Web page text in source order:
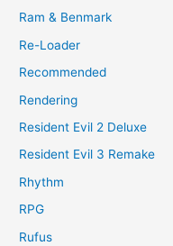
Ram & Benmark
Re-Loader
Recommended
Rendering
Resident Evil 2 Deluxe
Resident Evil 3 Remake
Rhythm
RPG
Rufus